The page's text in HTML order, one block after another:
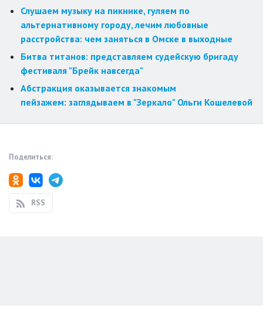
Слушаем музыку на пикнике, гуляем по
альтернативному городу, лечим любовные
расстройства: чем заняться в Омске в выходные
Битва титанов: представляем судейскую бригаду
фестиваля "Брейк навсегда"
Абстракция оказывается знакомым
пейзажем: заглядываем в "Зеркало" Ольги Кошелевой
Поделиться:
RSS